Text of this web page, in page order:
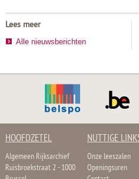
Lees meer
Alle nieuwsberichten
HOOFDZETEL
Algemeen Rijksarchief
Ruisbroekstraat 2 - 1000
NUTTIGE
Onze leeszalen
Openingsuren